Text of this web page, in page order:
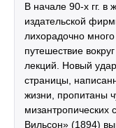
В начале 90-х гг. в
издательской
лихорадочно
путешествие
лекций. Новый
страницы,
жизни, пропитаны
мизантропических
Вильсон» (1894)